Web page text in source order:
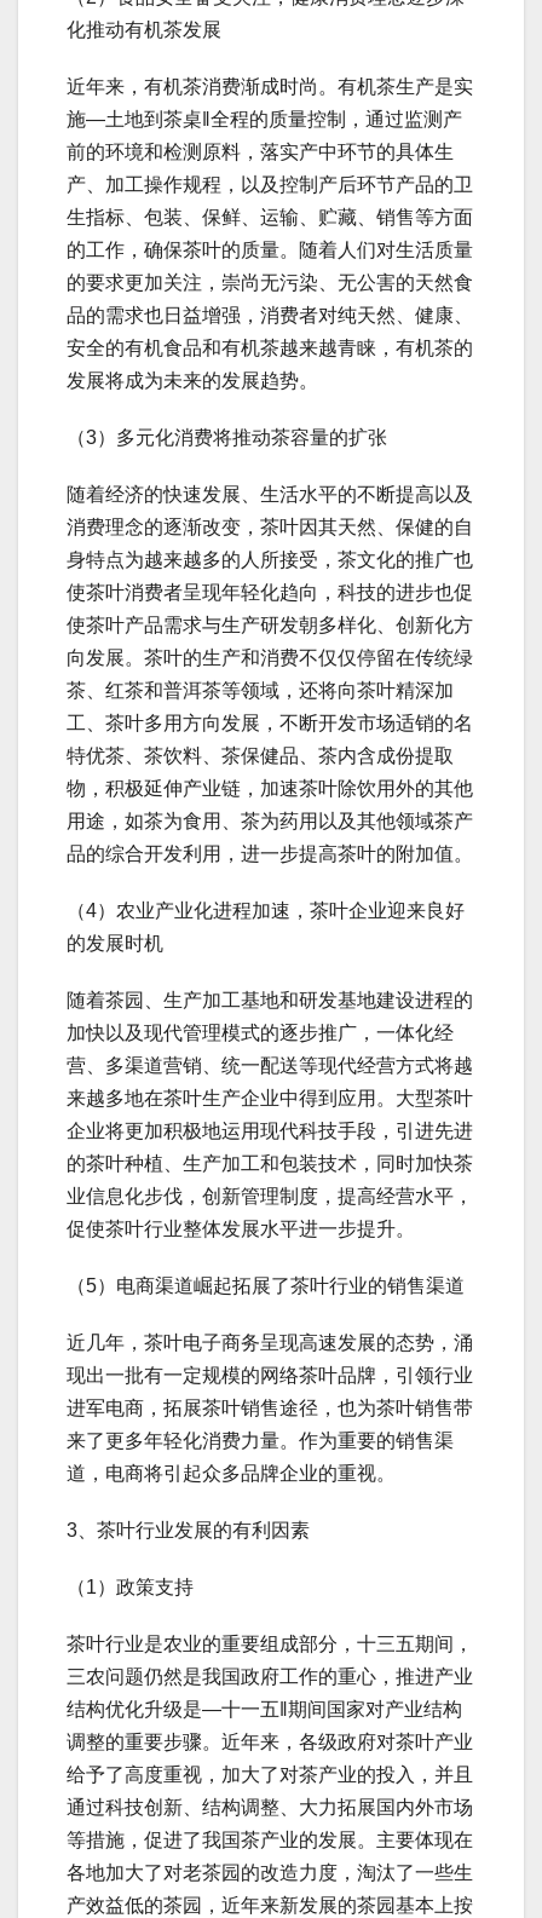
化推动有机茶发展
近年来，有机茶消费渐成时尚。有机茶生产是实
施―土地到茶桌‖全程的质量控制，通过监测产
前的环境和检测原料，落实产中环节的具体生
产、加工操作规程，以及控制产后环节产品的卫
生指标、包装、保鲜、运输、贮藏、销售等方面
的工作，确保茶叶的质量。随着人们对生活质量
的要求更加关注，崇尚无污染、无公害的天然食
品的需求也日益增强，消费者对纯天然、健康、
安全的有机食品和有机茶越来越青睐，有机茶的
发展将成为未来的发展趋势。
（3）多元化消费将推动茶容量的扩张
随着经济的快速发展、生活水平的不断提高以及
消费理念的逐渐改变，茶叶因其天然、保健的自
身特点为越来越多的人所接受，茶文化的推广也
使茶叶消费者呈现年轻化趋向，科技的进步也促
使茶叶产品需求与生产研发朝多样化、创新化方
向发展。茶叶的生产和消费不仅仅停留在传统绿
茶、红茶和普洱茶等领域，还将向茶叶精深加
工、茶叶多用方向发展，不断开发市场适销的名
特优茶、茶饮料、茶保健品、茶内含成份提取
物，积极延伸产业链，加速茶叶除饮用外的其他
用途，如茶为食用、茶为药用以及其他领域茶产
品的综合开发利用，进一步提高茶叶的附加值。
（4）农业产业化进程加速，茶叶企业迎来良好
的发展时机
随着茶园、生产加工基地和研发基地建设进程的
加快以及现代管理模式的逐步推广，一体化经
营、多渠道营销、统一配送等现代经营方式将越
来越多地在茶叶生产企业中得到应用。大型茶叶
企业将更加积极地运用现代科技手段，引进先进
的茶叶种植、生产加工和包装技术，同时加快茶
业信息化步伐，创新管理制度，提高经营水平，
促使茶叶行业整体发展水平进一步提升。
（5）电商渠道崛起拓展了茶叶行业的销售渠道
近几年，茶叶电子商务呈现高速发展的态势，涌
现出一批有一定规模的网络茶叶品牌，引领行业
进军电商，拓展茶叶销售途径，也为茶叶销售带
来了更多年轻化消费力量。作为重要的销售渠
道，电商将引起众多品牌企业的重视。
3、茶叶行业发展的有利因素
（1）政策支持
茶叶行业是农业的重要组成部分，十三五期间，
三农问题仍然是我国政府工作的重心，推进产业
结构优化升级是―十一五‖期间国家对产业结构
调整的重要步骤。近年来，各级政府对茶叶产业
给予了高度重视，加大了对茶产业的投入，并且
通过科技创新、结构调整、大力拓展国内外市场
等措施，促进了我国茶产业的发展。主要体现在
各地加大了对老茶园的改造力度，淘汰了一些生
产效益低的茶园，近年来新发展的茶园基本上按